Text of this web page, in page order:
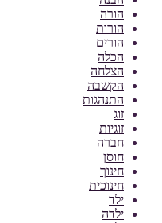
הורה
הורות
הורים
הכלה
הצלחה
הקשבה
התנהגות
זוג
זוגיות
חברה
חוסן
חינוך
חינוכית
ילד
ילדה